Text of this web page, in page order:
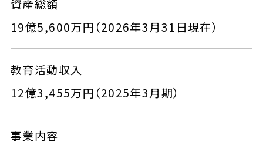
資産総額
19億5,600万円（2026年3月31日現在）
教育活動収入
12億3,455万円（2025年3月期）
事業内容